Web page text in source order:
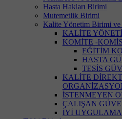
Hasta Hakları Birimi
Mutemetlik Birimi
Kalite Yönetim Birimi ve
KALİTE
KOMİTE -
EĞİTİM
HASTA
TESİS
KALİTE
İSTENMEYEN
ÇALIŞAN
İYİ